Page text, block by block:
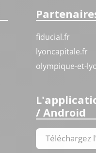
fiducial.fr
lyoncapitale.fr
olympique-et-
/ Android
Téléchargez